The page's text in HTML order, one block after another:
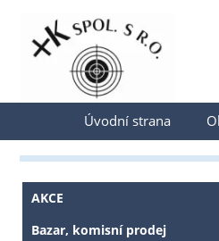
Přihlásit se
Úvodní strana
AKCE
Bazar, komisní prodej